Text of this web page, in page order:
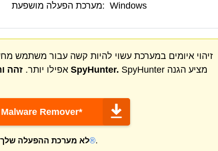
מערכת הפעלה מושפעת: Windows
זיהוי איומים במערכת עשוי להיות קשה עבור משתמש
אפילו יותר. זהה ואיומים אחרים בחינם עם SpyHunter. SpyHunter מציע הגנה
Remover*
לא מערכת ההפעלהמק®.